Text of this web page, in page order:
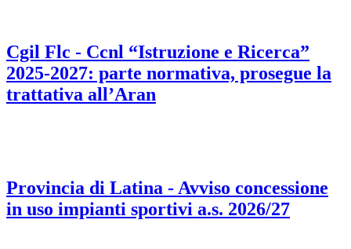
Cgil Flc - Ccnl “Istruzione e Ricerca”
2025-2027: parte normativa, prosegue la
trattativa all’Aran
Provincia di Latina - Avviso concessione
in uso impianti sportivi a.s. 2026/27